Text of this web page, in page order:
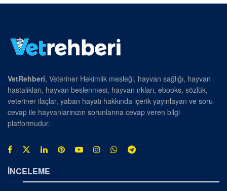
VetRehberi, Veteriner Hekimlik mesleği, hayvan sağlığı, hayvan
hastalıkları, hayvan beslenmesi, hayvan ırkları, ebooks, sözlük,
veteriner ilaçlar, yaban hayatı hakkında içerik yayınlayan ve soru-
cevap ile hayvanlarınızın sorunlarına cevap veren bilgi
platformudur.
İNCELEME